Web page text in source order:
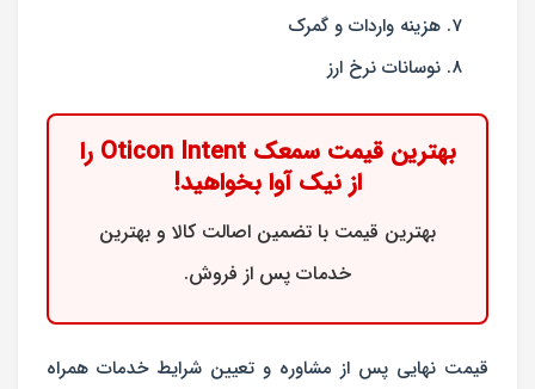
هزینه واردات و گمرک
نوسانات نرخ ارز
بهترین قیمت سمعک Oticon Intent را
از نیک آوا بخواهید!
بهترین قیمت با تضمین اصالت کالا و بهترین
خدمات پس از فروش.
قیمت نهایی پس از مشاوره و تعیین شرایط خدمات همراه